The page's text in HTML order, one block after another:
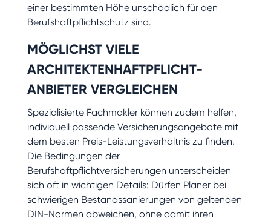
einer bestimmten Höhe unschädlich für den
Berufshaftpflichtschutz sind.
MÖGLICHST VIELE
ARCHITEKTENHAFTPFLICHT-
ANBIETER VERGLEICHEN
Spezialisierte Fachmakler können zudem helfen,
individuell passende Versicherungsangebote mit
dem besten Preis-Leistungsverhältnis zu finden.
Die Bedingungen der
Berufshaftpflichtversicherungen unterscheiden
sich oft in wichtigen Details: Dürfen Planer bei
schwierigen Bestandssanierungen von geltenden
DIN-Normen abweichen, ohne damit ihren